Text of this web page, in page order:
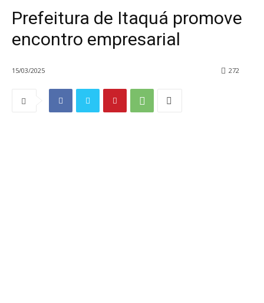
Prefeitura de Itaquá promove
encontro empresarial
15/03/2025 272